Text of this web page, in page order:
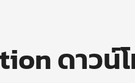
ดาวน์